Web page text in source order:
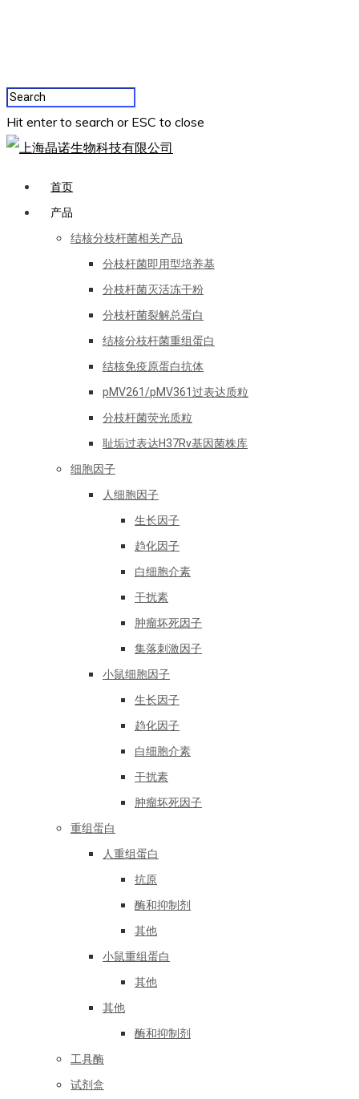
Hit enter to search or ESC to close
首页
产品
结核分枝杆菌相关产品
分枝杆菌即用型培养基
分枝杆菌灭活冻干粉
分枝杆菌裂解总蛋白
结核分枝杆菌重组蛋白
结核免疫原蛋白抗体
pMV261/pMV361过表达质粒
分枝杆菌荧光质粒
耻垢过表达H37Rv基因菌株库
细胞因子
人细胞因子
生长因子
趋化因子
白细胞介素
干扰素
肿瘤坏死因子
集落刺激因子
小鼠细胞因子
生长因子
趋化因子
白细胞介素
干扰素
肿瘤坏死因子
重组蛋白
人重组蛋白
抗原
酶和抑制剂
其他
小鼠重组蛋白
其他
其他
酶和抑制剂
工具酶
试剂盒